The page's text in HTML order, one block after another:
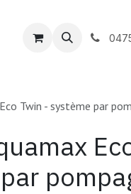
nous
Twin - système par